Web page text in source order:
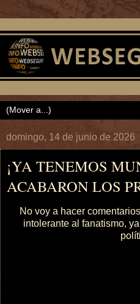
domingo, 14 de junio de 2026
¡YA TENEMOS
ACABARON LOS
No voy a hacer
intolerante al fanatismo,